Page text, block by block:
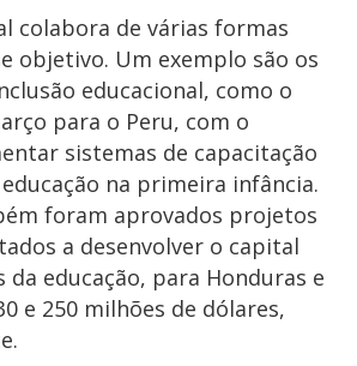
colabora de várias formas
objetivo. Um exemplo são os
educacional, como o
para o Peru, com o
sistemas de capacitação
na primeira infância.
foram aprovados projetos
a desenvolver o capital
da educação, para Honduras e
e 250 milhões de dólares,